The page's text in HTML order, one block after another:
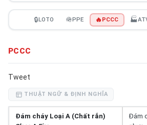
🔒LOTO 🪖PPE 🔥 PCCC 🏭
PCCC
Tweet
THUẬT NGỮ & ĐỊNH NGHĨA
Đám cháy Loại A (Chất rắn)
Đám